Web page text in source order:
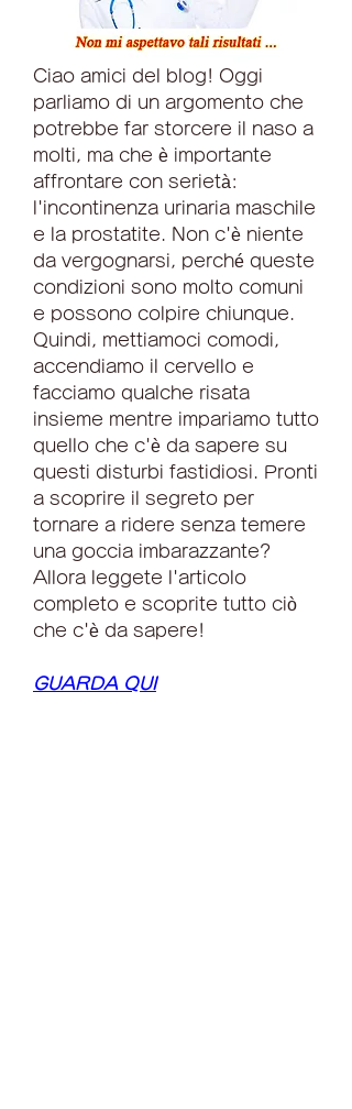
Ciao amici del blog! Oggi
parliamo di un argomento che
potrebbe far storcere il naso a
molti, ma che è importante
affrontare con serietà:
l'incontinenza urinaria maschile
e la prostatite. Non c'è niente
da vergognarsi, perché queste
condizioni sono molto comuni
e possono colpire chiunque.
Quindi, mettiamoci comodi,
accendiamo il cervello e
facciamo qualche risata
insieme mentre impariamo tutto
quello che c'è da sapere su
questi disturbi fastidiosi. Pronti
a scoprire il segreto per
tornare a ridere senza temere
una goccia imbarazzante?
Allora leggete l'articolo
completo e scoprite tutto ciò
che c'è da sapere!
GUARDA QUI